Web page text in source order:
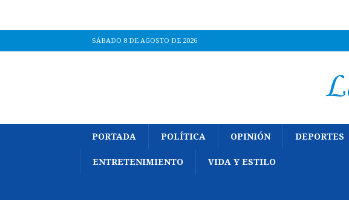
SÁBADO 8 DE AGOSTO DE 2026
PORTADA POLÍTICA OPINIÓN DEPORTES
ENTRETENIMIENTO VIDA Y ESTILO